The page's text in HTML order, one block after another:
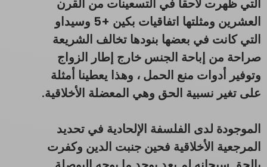
التي ظهرت لاحقا في التسعينات من القرن
العشرين ومثلتها اتفاقيات بكين +5 وسيداو
التي كانت في بعضها بنودها تخالف الشريعة
صراحة من إباحة الجنس خارج إطار الزواج
وتوفير أدوات منع الحمل ، وهذا يعطينا أمثلة
على تغير نسبية الحق وهي المعضلة الأخلاقية.
الموجودة لدى الفلسفة الإلحادية في تحديد
المرجعية الأخلاقية فحين جنبت الدين وكفرت